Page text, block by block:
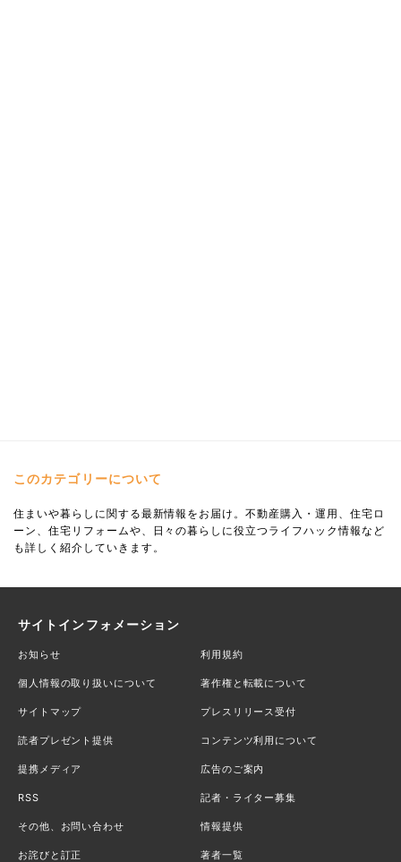
このカテゴリーについて
住まいや暮らしに関する最新情報をお届け。不動産購入・運用、住宅ロ
ーン、住宅リフォームや、日々の暮らしに役立つライフハック情報など
も詳しく紹介していきます。
サイトインフォメーション
お知らせ 利用規約
個人情報の取り扱いについて 著作権と転載について
サイトマップ プレスリリース受付
読者プレゼント提供 コンテンツ利用について
提携メディア 広告のご案内
RSS 記者・ライター募集
その他、お問い合わせ 情報提供
お詫びと訂正 著者一覧